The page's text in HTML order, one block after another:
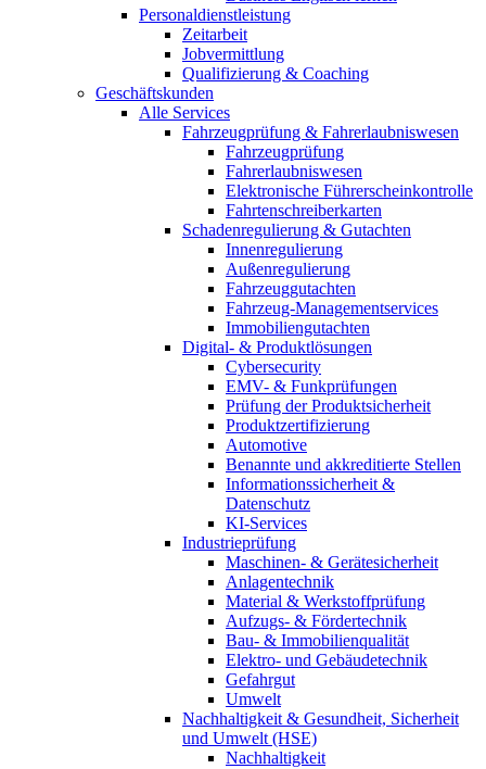
Personaldienstleistung
Zeitarbeit
Jobvermittlung
Qualifizierung & Coaching
Geschäftskunden
Alle Services
Fahrzeugprüfung & Fahrerlaubniswesen
Fahrzeugprüfung
Fahrerlaubniswesen
Elektronische Führerscheinkontrolle
Fahrtenschreiberkarten
Schadenregulierung & Gutachten
Innenregulierung
Außenregulierung
Fahrzeuggutachten
Fahrzeug-Managementservices
Immobiliengutachten
Digital- & Produktlösungen
Cybersecurity
EMV- & Funkprüfungen
Prüfung der Produktsicherheit
Produktzertifizierung
Automotive
Benannte und akkreditierte Stellen
Informationssicherheit &
Datenschutz
KI-Services
Industrieprüfung
Maschinen- & Gerätesicherheit
Anlagentechnik
Material & Werkstoffprüfung
Aufzugs- & Fördertechnik
Bau- & Immobilienqualität
Elektro- und Gebäudetechnik
Gefahrgut
Umwelt
Nachhaltigkeit & Gesundheit, Sicherheit
und Umwelt (HSE)
Nachhaltigkeit